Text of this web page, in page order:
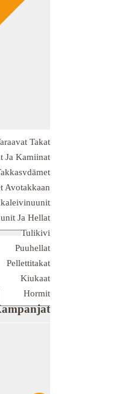
Takat
Ja Kamiinat
Avotakkaan
Ja Hellat
Tulikivi
Puuhellat
Pellettitakat
Kiukaat
Hormit